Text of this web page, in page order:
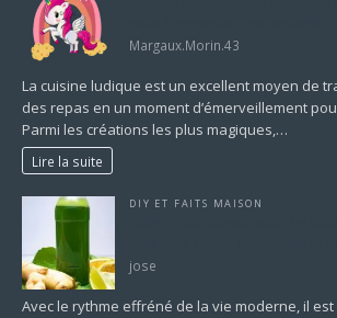
Margaux.Morin.43
La cuisine ludique est un excellent moyen de
des repas en un moment d’émerveillement
Parmi les créations les plus magiques,…
Lire la suite
DIY ET FAITS MAISON
jose
Avec le rythme effréné de la vie moderne, il